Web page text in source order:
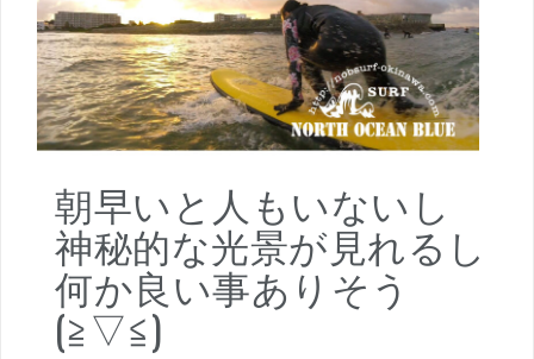
朝早いと人もいないし
神秘的な光景が見れるし
何か良い事ありそう
(≧▽≦)